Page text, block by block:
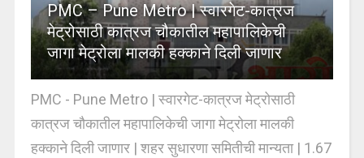
PMC – Pune Metro | स्वारगेट-कात्रज
मेट्रोसाठी कात्रज चौकातील महापालिकेची
जागा मेट्रोला मालकी हक्काने दिली जाणार
PMC - Pune Metro | स्वारगेट-कात्रज मेट्रोसाठी
कात्रज चौकातील महापालिकेची जागा मेट्रोला मालकी
हक्काने दिली जाणार | शहर सुधारणा समितीची मान्यता | 1.67